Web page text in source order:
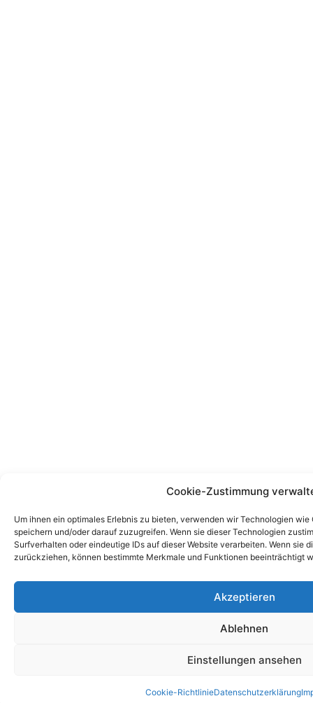
Cookie-Zustimmung
Um ihnen ein optimales Erlebnis zu bieten, verwenden wir Technologien
speichern und/oder darauf zuzugreifen. Wenn sie dieser Technologien
Surfverhalten oder eindeutige IDs auf dieser Website verarbeiten. Wenn sie
zurückziehen, können bestimmte Merkmale und Funktionen beeinträchtigt
Akzeptieren
Ablehnen
Einstellungen ansehen
Cookie-RichtlinieDatenschutzerklärung